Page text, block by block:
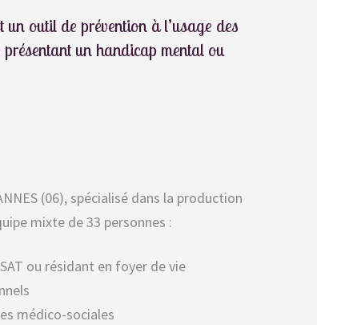
outil de prévention à l’usage des
présentant un handicap mental ou
(06), spécialisé dans la production
mixte de 33 personnes :
ou résidant en foyer de vie
médico-sociales